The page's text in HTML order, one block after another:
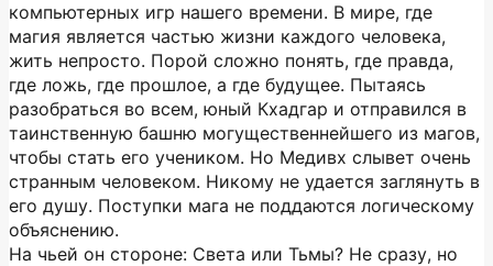
компьютерных игр нашего времени. В мире, где
магия является частью жизни каждого человека,
жить непросто. Порой сложно понять, где правда,
где ложь, где прошлое, а где будущее. Пытаясь
разобраться во всем, юный Кхадгар и отправился в
таинственную башню могущественнейшего из магов,
чтобы стать его учеником. Но Медивх слывет очень
странным человеком. Никому не удается заглянуть в
его душу. Поступки мага не поддаются логическому
объяснению.
На чьей он стороне: Света или Тьмы? Не сразу, но